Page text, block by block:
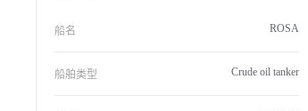
船名 ROSA
船舶类型 Crude oil tanker